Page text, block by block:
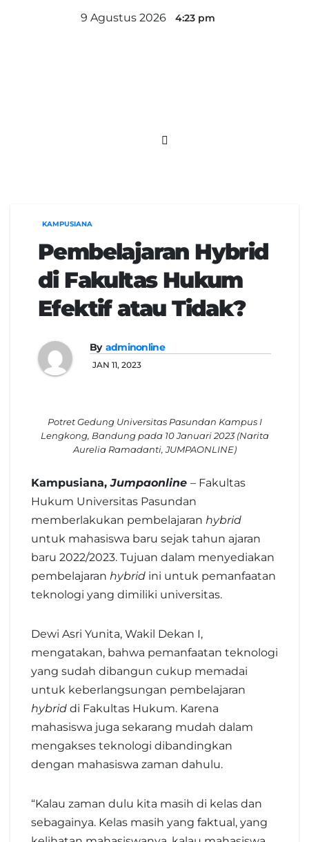
9 Agustus 2026 4:23 pm
KAMPUSIANA
Pembelajaran Hybrid
di Fakultas Hukum
Efektif atau Tidak?
By adminonline
JAN 11, 2023
Potret Gedung Universitas Pasundan Kampus I
Lengkong, Bandung pada 10 Januari 2023 (Narita
Aurelia Ramadanti, JUMPAONLINE)
Kampusiana,Jumpaonline – Fakultas
Hukum Universitas Pasundan
memberlakukan pembelajaran hybrid
untuk mahasiswa baru sejak tahun ajaran
baru 2022/2023. Tujuan dalam menyediakan
pembelajaran hybrid ini untuk pemanfaatan
teknologi yang dimiliki universitas.
Dewi Asri Yunita, Wakil Dekan I,
mengatakan, bahwa pemanfaatan teknologi
yang sudah dibangun cukup memadai
untuk keberlangsungan pembelajaran
hybrid di Fakultas Hukum. Karena
mahasiswa juga sekarang mudah dalam
mengakses teknologi dibandingkan
dengan mahasiswa zaman dahulu.
“Kalau zaman dulu kita masih di kelas dan
sebagainya. Kelas masih yang faktual, yang